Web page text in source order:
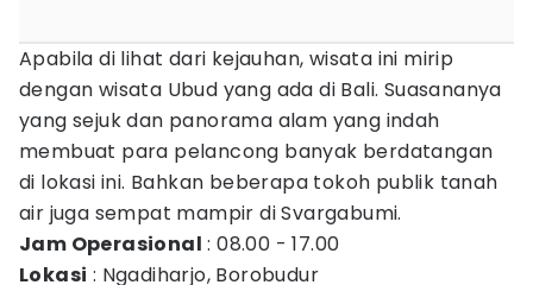
Apabila di lihat dari kejauhan, wisata ini mirip
dengan wisata Ubud yang ada di Bali. Suasananya
yang sejuk dan panorama alam yang indah
membuat para pelancong banyak berdatangan
di lokasi ini. Bahkan beberapa tokoh publik tanah
air juga sempat mampir di Svargabumi.
Jam Operasional : 08.00 - 17.00
Lokasi : Ngadiharjo, Borobudur